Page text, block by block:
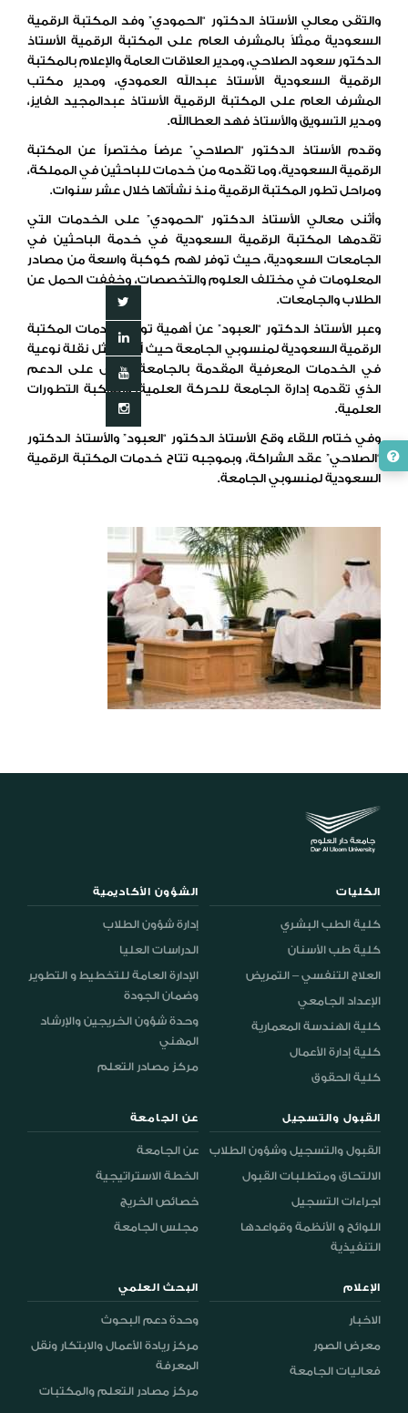
والتقى معالي الأستاذ الدكتور “الحمودي” وفد المكتبة الرقمية
السعودية ممثلاً بالمشرف العام على المكتبة الرقمية الأستاذ
الدكتور سعود الصلاحي، ومدير العلاقات العامة والإعلام بالمكتبة
الرقمية السعودية الأستاذ عبدالله العمودي، ومدير مكتب
المشرف العام على المكتبة الرقمية الأستاذ عبدالمجيد الفايز،
ومدير التسويق والأستاذ فهد العطاالله.
وقدم الأستاذ الدكتور “الصلاحي” عرضاً مختصراً عن المكتبة
الرقمية السعودية، وما تقدمه من خدمات للباحثين في المملكة،
ومراحل تطور المكتبة الرقمية منذ نشأتها خلال عشر سنوات.
وأثنى معالي الأستاذ الدكتور “الحمودي” على الخدمات التي
تقدمها المكتبة الرقمية السعودية في خدمة الباحثين في
الجامعات السعودية، حيث توفر لهم كوكبة واسعة من مصادر
المعلومات في مختلف العلوم والتخصصات، وخففت الحمل عن
الطلاب والجامعات.
وعبر الأستاذ الدكتور “العبود” عن أهمية توفير خدمات المكتبة
الرقمية السعودية لمنسوبي الجامعة حيث أنها تمثل نقلة نوعية
في الخدمات المعرفية المقدمة بالجامعة، وأثنى على الدعم
الذي تقدمه إدارة الجامعة للحركة العلمية، ومواكبة التطورات
العلمية.
وفي ختام اللقاء وقع الأستاذ الدكتور “العبود” والأستاذ الدكتور
“الصلاحي” عقد الشراكة، وبموجبه تتاح خدمات المكتبة الرقمية
السعودية لمنسوبي الجامعة.
الكليات
كلية الطب البشري
كلية طب الأسنان
العلاج التنفسي – التمريض
الإعداد الجامعي
كلية الهندسة المعمارية
كلية إدارة الأعمال
كلية الحقوق
الشؤون الأكاديمية
إدارة شؤون الطلاب
الدراسات العليا
الإدارة العامة للتخطيط و التطوير
وضمان الجودة
وحدة شؤون الخريجين والإرشاد
المهني
مركز مصادر التعلم
القبول والتسجيل
القبول والتسجيل وشؤون الطلاب
الالتحاق ومتطلبات القبول
اجراءات التسجيل
اللوائح و الأنظمة وقواعدها
التنفيذية
عن الجامعة
عن الجامعة
الخطة الاستراتيجية
خصائص الخريج
مجلس الجامعة
الإعلام
الاخبار
معرض الصور
فعاليات الجامعة
البحث العلمي
وحدة دعم البحوث
مركز ريادة الأعمال والابتكار ونقل
المعرفة
مركز مصادر التعلم والمكتبات